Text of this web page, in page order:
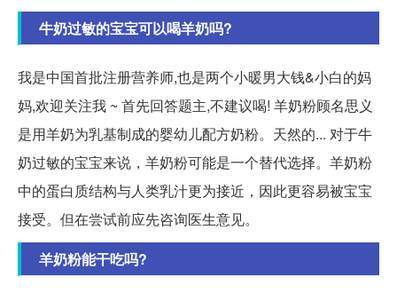
牛奶过敏的宝宝可以喝羊奶吗?
我是中国首批注册营养师,也是两个小暖男大钱&小白的妈
妈,欢迎关注我 ~ 首先回答题主,不建议喝! 羊奶粉顾名思义
是用羊奶为乳基制成的婴幼儿配方奶粉。天然的... 对于牛
奶过敏的宝宝来说，羊奶粉可能是一个替代选择。羊奶粉
中的蛋白质结构与人类乳汁更为接近，因此更容易被宝宝
接受。但在尝试前应先咨询医生意见。
羊奶粉能干吃吗?